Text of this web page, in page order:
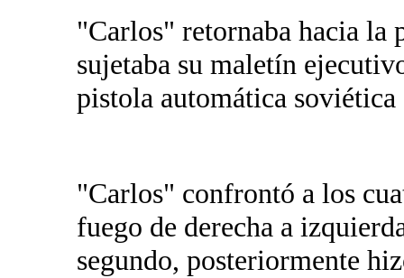
"Carlos" retornaba hacia la
sujetaba su maletín
pistola automática
"Carlos" confrontó a los
fuego de derecha a
segundo, posteriormente